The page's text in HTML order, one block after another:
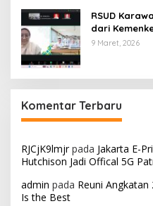
RSUD
dari
9 Maret, 2026
Komentar Terbaru
RJCjK9lmjrpada Jakarta E-
Hutchison Jadi Offical 5G
admin pada Reuni Angkatan
Is the Best